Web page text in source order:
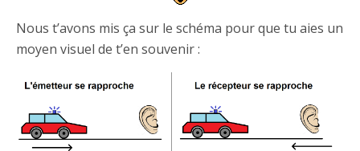
Nous t’avons mis ça sur le schéma pour que tu aies un
moyen visuel de t’en souvenir :